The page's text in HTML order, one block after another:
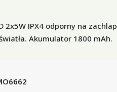
2x5W IPX4 odporny na
Akumulator 1800 mAh.